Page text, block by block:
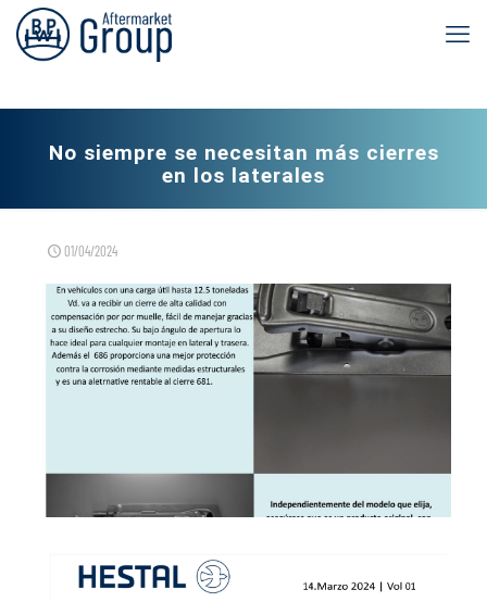
No siempre se necesitan más cierres
en los laterales
01/04/2024